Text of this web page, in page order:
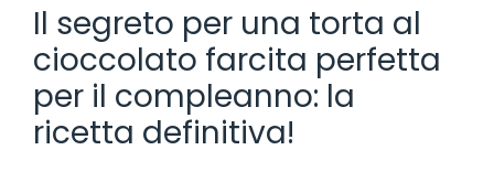
Il segreto per una torta al
cioccolato farcita perfetta
per il compleanno: la
ricetta definitiva!